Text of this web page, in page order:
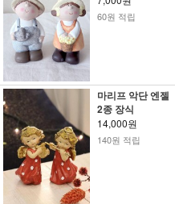
60원 적립
마리프 악단 엔젤
2종 장식
14,000원
140원 적립